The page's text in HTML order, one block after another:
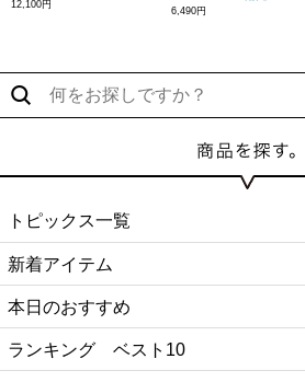
12,100円
6,490円
トピックス一覧
新着アイテム
本日のおすすめ
ランキング ベスト10